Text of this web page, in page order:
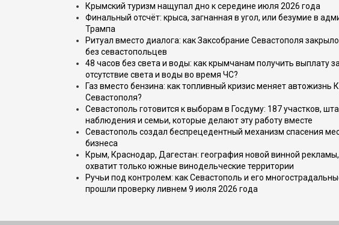
Крымский туризм нащупал дно к середине июля 2026 года
Финальный отсчёт: крыса, загнанная в угол, или безумие в
Трампа
Ритуал вместо диалога: как Заксобрание Севастополя
без севастопольцев
48 часов без света и воды: как крымчанам получить выплату за
отсутствие света и воды во время ЧС?
Газ вместо бензина: как топливный кризис меняет автожизнь
Севастополя?
Севастополь готовится к выборам в Госдуму: 187 участков,
наблюдения и семьи, которые делают эту работу вместе
Севастополь создал беспрецедентный механизм спасения
бизнеса
Крым, Краснодар, Дагестан: география новой винной
охватит только южные винодельческие территории
Ручьи под контролем: как Севастополь и его
прошли проверку ливнем 9 июля 2026 года